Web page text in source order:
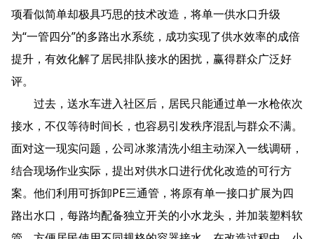
项看似简单却极具巧思的技术改造，将单一供水口升级
为“一管四分”的多路出水系统，成功实现了供水效率的成倍
提升，有效化解了居民排队接水的困扰，赢得群众广泛好
评。
过去，送水车进入社区后，居民只能通过单一水枪依次
接水，不仅等待时间长，也容易引发秩序混乱与群众不满。
面对这一现实问题，公司冰浆清洗小组主动深入一线调研，
结合现场作业实际，提出对供水口进行优化改造的可行方
案。他们利用可拆卸PE三通管，将原有单一接口扩展为四
路出水口，每路均配备独立开关的小水龙头，并加装塑料软